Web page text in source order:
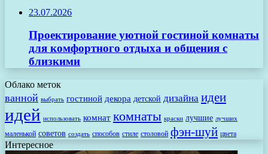
23.07.2026
Проектирование уютной гостиной комнаты
для комфортного отдыха и общения с
близкими
Облако меток
ванной выбрать гостиной декора детской дизайна идеи
идей использовать комнат комнаты краски лучшие лучших
маленькой советов создать способов стиле столовой фэн-шуй цвета
Интересное